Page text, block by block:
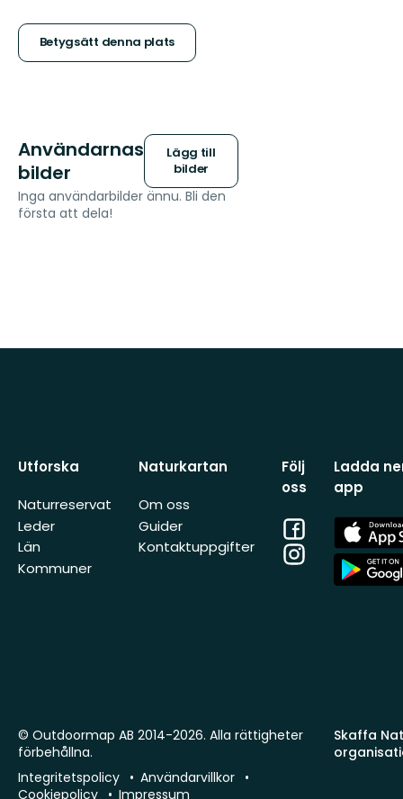
stjärnor
Betygsätt denna plats
Användarnas
bilder
Lägg till
bilder
Inga användarbilder ännu. Bli den
första att dela!
Utforska
Naturreservat
Leder
Län
Kommuner
Naturkartan
Om oss
Guider
Kontaktuppgifter
Följ
oss
Facebook
Instagram
Ladda
app
App
Store
App
Store
Skaffa
© Outdoormap AB 2014-2026. Alla rättigheter
förbehållna.
Integritetspolicy
Användarvillkor
Cookiepolicy
Impressum